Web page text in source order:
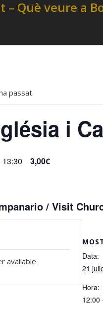
passat.
i
13:30 3,00€
/ Visit
Data:
21
Hora:
12:00
available